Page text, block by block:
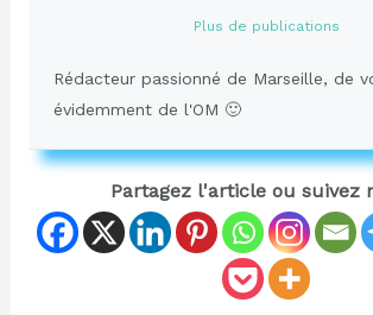
Plus de publications
Rédacteur passionné de Marseille, de
évidemment de l'OM 🙂
Partagez l'article ou suivez